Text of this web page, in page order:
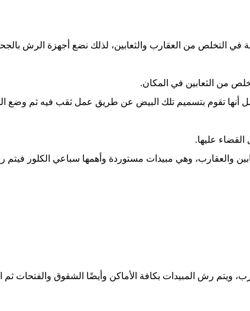
في التخلص من العقارب والثعابين، لذلك نضع أجهزة الرش
من الثعابين في المكان.
تقوم بتسميم تلك البيض عن طريق عمل ثقب فيه ثم وضع
عليها.
والعقارب، وهي مبيدات مستوردة وأهمها سباعي الكلور
ويتم رش المبيدات بكافة الأماكن وأيضًا الشقوق والفتحات